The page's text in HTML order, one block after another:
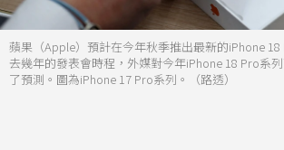
蘋果（Apple）預計在今年秋季推出最新的iPhone
去幾年的發表會時程，外媒對今年iPhone 18 Pro系
了預測。圖為iPhone 17 Pro系列。（路透）